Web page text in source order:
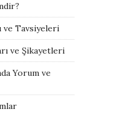
ve Tavsiyeleri
ve Şikayetleri
Yorum ve